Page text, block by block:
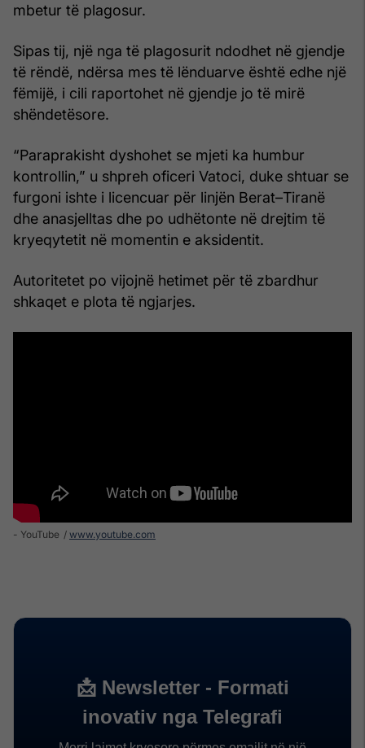
mbetur të plagosur.
Sipas tij, një nga të plagosurit ndodhet në gjendje
të rëndë, ndërsa mes të lënduarve është edhe një
fëmijë, i cili raportohet në gjendje jo të mirë
shëndetësore.
“Paraprakisht dyshohet se mjeti ka humbur
kontrollin,” u shpreh oficeri Vatoci, duke shtuar se
furgoni ishte i licencuar për linjën Berat–Tiranë
dhe anasjelltas dhe po udhëtonte në drejtim të
kryeqytetit në momentin e aksidentit.
Autoritetet po vijojnë hetimet për të zbardhur
shkaqet e plota të ngjarjes.
- YouTube www.youtube.com